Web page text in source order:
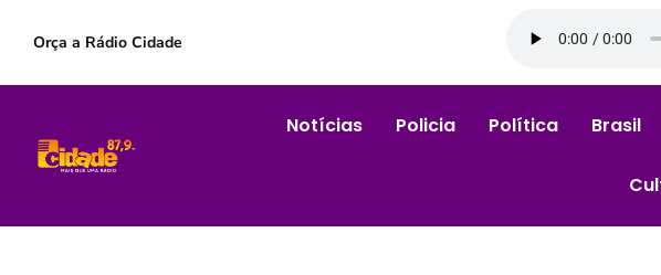
Orça a Rádio Cidade
Notícias Policia Política Brasil